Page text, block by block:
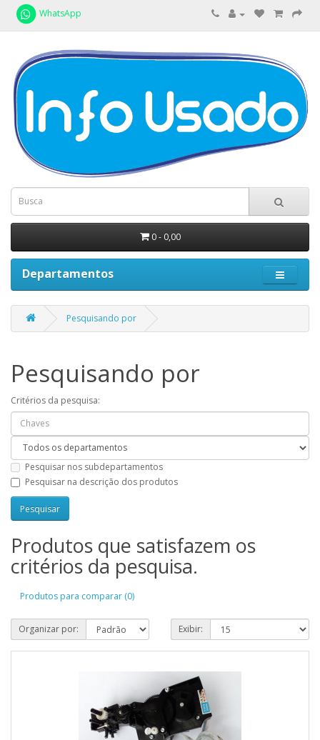
WhatsApp
0 - 0,00
Departamentos
Pesquisando por
Pesquisando por
Critérios da pesquisa:
Pesquisar nos subdepartamentos
Pesquisar na descrição dos produtos
Produtos que satisfazem os
critérios da pesquisa.
Produtos para comparar (0)
Organizar por: Exibir: